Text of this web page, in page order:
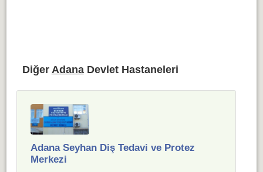
Diğer AdanaDevlet Hastaneleri
Adana Seyhan Diş Tedavi ve Protez
Merkezi